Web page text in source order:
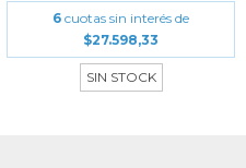
6 cuotas sin interés de
$27.598,33
SIN STOCK